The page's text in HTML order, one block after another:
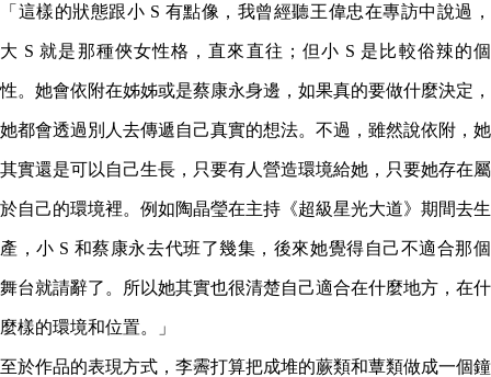
「這樣的狀態跟小 S 有點像，我曾經聽王偉忠在專訪中說過，
大 S 就是那種俠女性格，直來直往；但小 S 是比較俗辣的個
性。她會依附在姊姊或是蔡康永身邊，如果真的要做什麼決定，
她都會透過別人去傳遞自己真實的想法。不過，雖然說依附，她
其實還是可以自己生長，只要有人營造環境給她，只要她存在屬
於自己的環境裡。例如陶晶瑩在主持《超級星光大道》期間去生
產，小 S 和蔡康永去代班了幾集，後來她覺得自己不適合那個
舞台就請辭了。所以她其實也很清楚自己適合在什麼地方，在什
麼樣的環境和位置。」
至於作品的表現方式，李霽打算把成堆的蕨類和蕈類做成一個鐘